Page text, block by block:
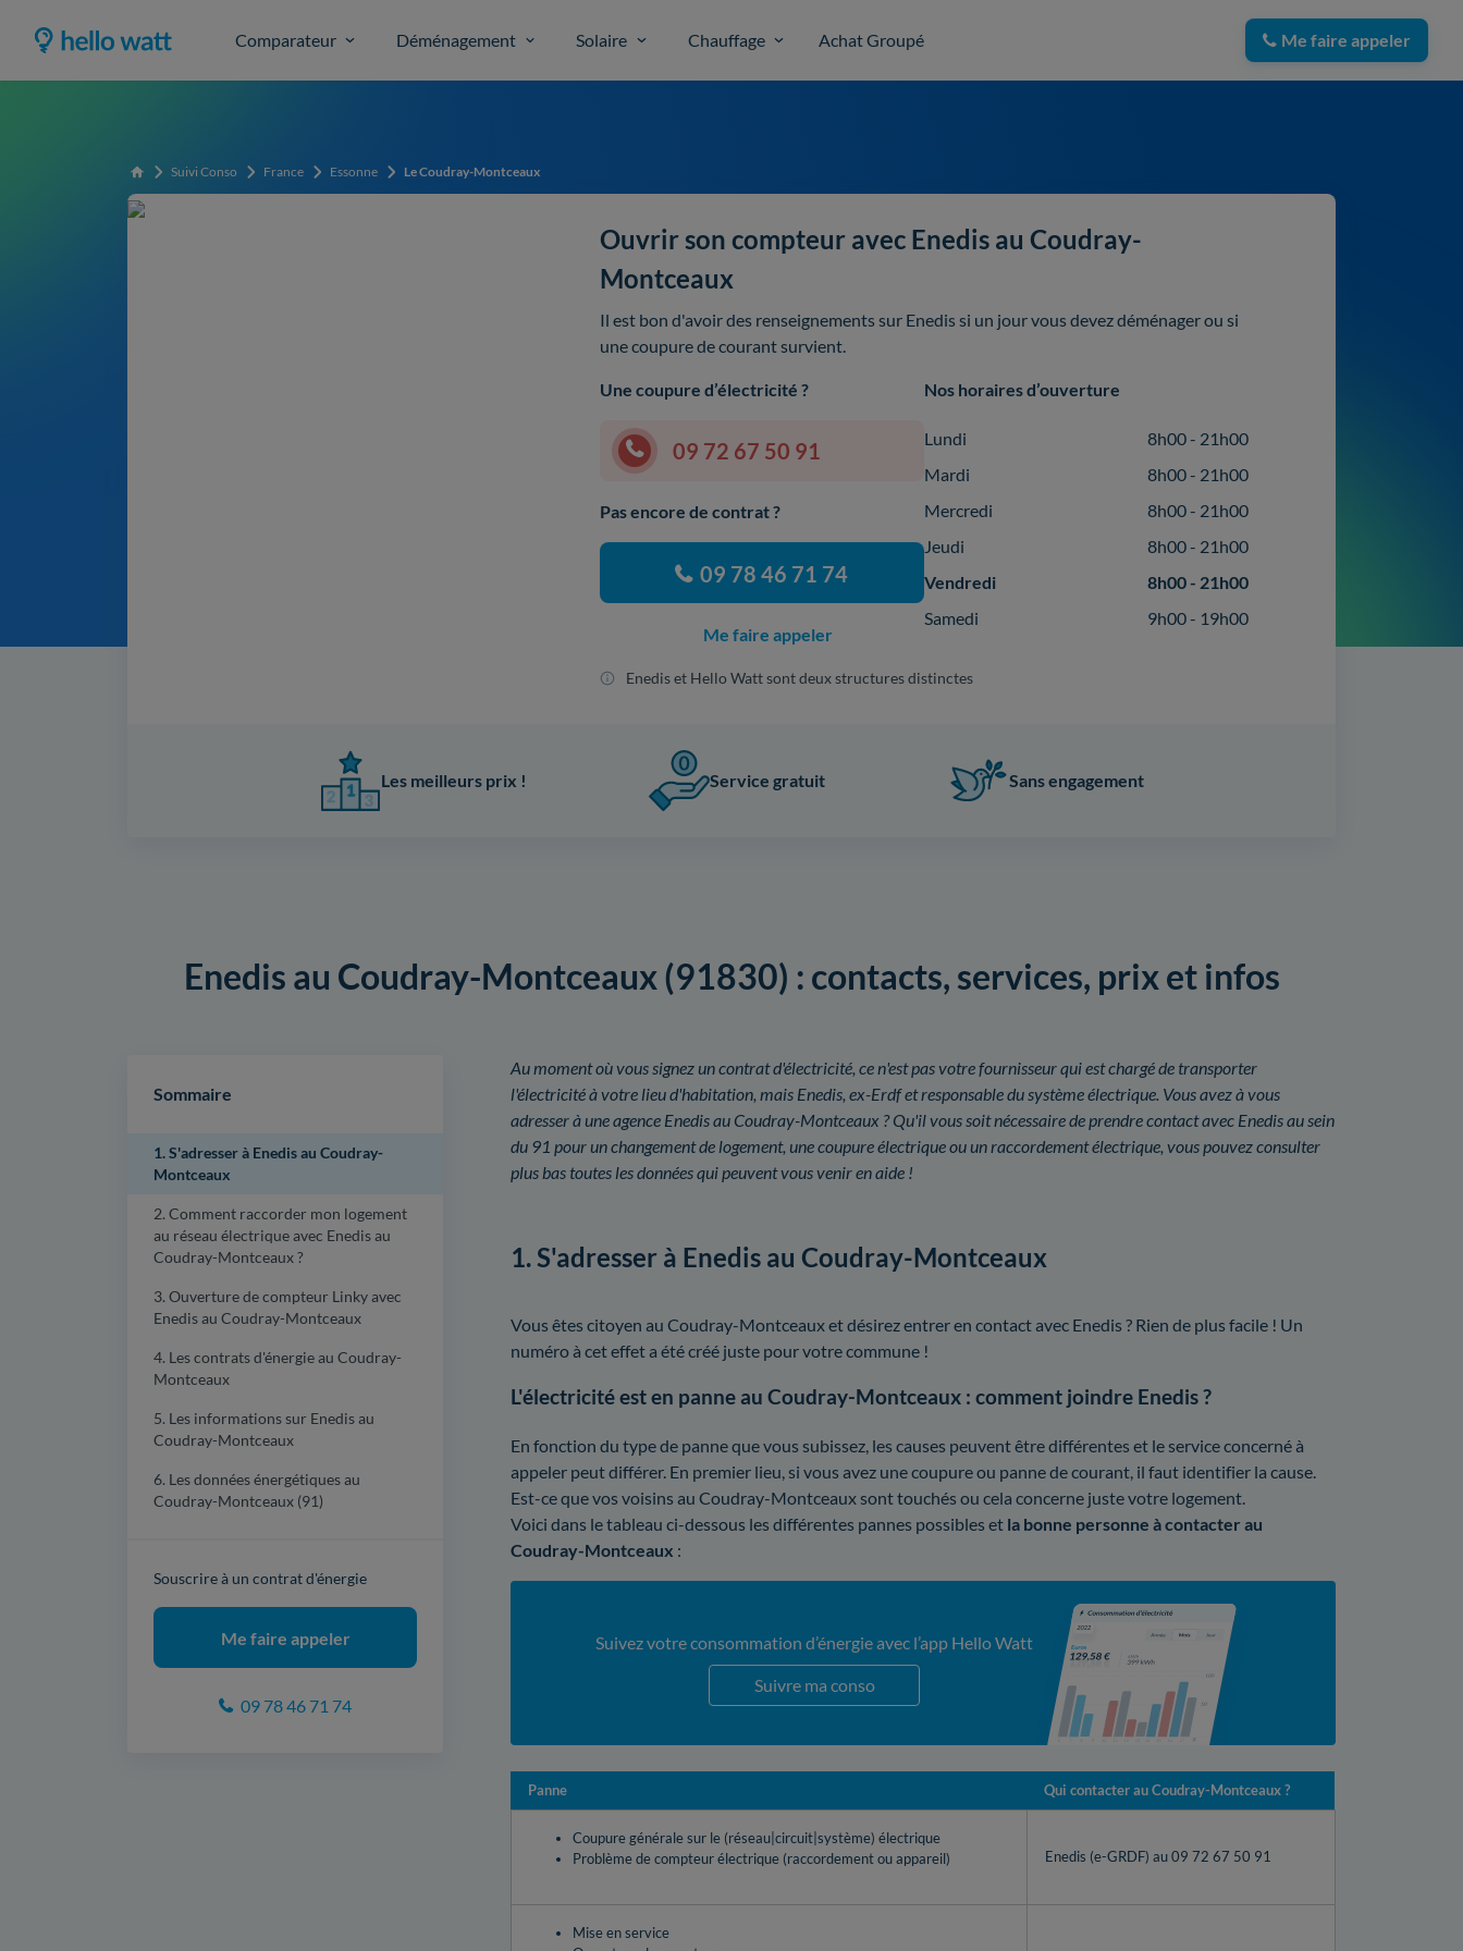
Comparateur Déménagement Solaire Chauffage Achat Groupé Me faire appeler
Accueil Suivi Conso France Essonne Le Coudray-Montceaux
Ouvrir son compteur avec Enedis au Coudray-
Montceaux
Il est bon d'avoir des renseignements sur Enedis si un jour vous devez déménager ou si
une coupure de courant survient.
Une coupure d’électricité ?
09 72 67 50 91
Pas encore de contrat ?
09 78 46 71 74
Me faire appeler
Nos horaires d’ouverture
Lundi
8h00 - 21h00
Mardi
8h00 - 21h00
Mercredi
8h00 - 21h00
Jeudi
8h00 - 21h00
Vendredi
8h00 - 21h00
Samedi
9h00 - 19h00
Enedis et Hello Watt sont deux structures distinctes
Les meilleurs prix ! Service gratuit Sans engagement
Enedis au Coudray-Montceaux (91830) : contacts, services, prix et infos
Sommaire
1. S'adresser à Enedis au Coudray-
Montceaux
2. Comment raccorder mon logement
au réseau électrique avec Enedis au
Coudray-Montceaux ?
3. Ouverture de compteur Linky avec
Enedis au Coudray-Montceaux
4. Les contrats d'énergie au Coudray-
Montceaux
5. Les informations sur Enedis au
Coudray-Montceaux
6. Les données énergétiques au
Coudray-Montceaux (91)
Souscrire à un contrat d'énergie
Me faire appeler
09 78 46 71 74
Au moment où vous signez un contrat d'électricité, ce n'est pas votre fournisseur qui est chargé de transporter
l'électricité à votre lieu d'habitation, mais Enedis, ex-Erdf et responsable du système électrique. Vous avez à vous
adresser à une agence Enedis au Coudray-Montceaux ? Qu'il vous soit nécessaire de prendre contact avec Enedis au sein
du 91 pour un changement de logement, une coupure électrique ou un raccordement électrique, vous pouvez consulter
plus bas toutes les données qui peuvent vous venir en aide !
1. S'adresser à Enedis au Coudray-Montceaux
Vous êtes citoyen au Coudray-Montceaux et désirez entrer en contact avec Enedis ? Rien de plus facile ! Un
numéro à cet effet a été créé juste pour votre commune !
L'électricité est en panne au Coudray-Montceaux : comment joindre Enedis ?
En fonction du type de panne que vous subissez, les causes peuvent être différentes et le service concerné à
appeler peut différer. En premier lieu, si vous avez une coupure ou panne de courant, il faut identifier la cause.
Est-ce que vos voisins au Coudray-Montceaux sont touchés ou cela concerne juste votre logement.
Voici dans le tableau ci-dessous les différentes pannes possibles et la bonne personne à contacter au
Coudray-Montceaux :
Suivez votre consommation d’énergie avec l’app Hello Watt
Suivre ma conso
Panne Qui contacter au Coudray-Montceaux ?
Coupure générale sur le (réseau|circuit|système) électrique
Problème de compteur électrique (raccordement ou appareil)
Enedis (e-GRDF) au 09 72 67 50 91
Mise en service